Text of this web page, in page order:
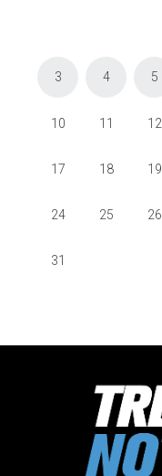
3 4 5
10 11 12
17 18 19
24 25 26
31